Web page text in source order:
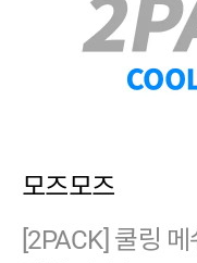
모즈모즈
[2PACK] 쿨링